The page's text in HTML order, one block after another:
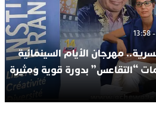
مهرجان الأيام السينمائية
“التقاعس” بدورة قوية ومثيرة